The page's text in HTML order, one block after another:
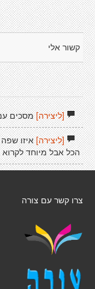
קשור אלי
[ליצירה]מסכים
[ליצירה]איזו
הכל אבל מיוחד
צרו קשר עם צורה